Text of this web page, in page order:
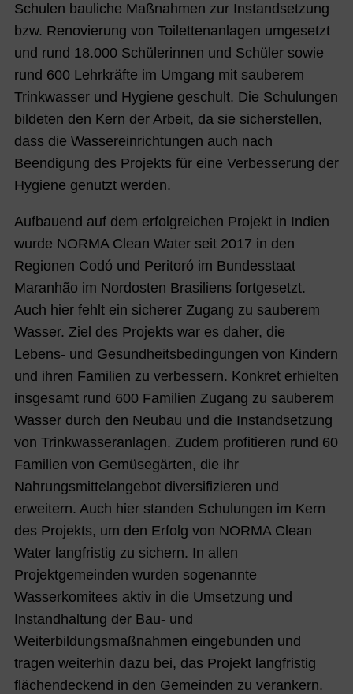
Schulen bauliche Maßnahmen zur Instandsetzung
bzw. Renovierung von Toilettenanlagen umgesetzt
und rund 18.000 Schülerinnen und Schüler sowie
rund 600 Lehrkräfte im Umgang mit sauberem
Trinkwasser und Hygiene geschult. Die Schulungen
bildeten den Kern der Arbeit, da sie sicherstellen,
dass die Wassereinrichtungen auch nach
Beendigung des Projekts für eine Verbesserung der
Hygiene genutzt werden.
Aufbauend auf dem erfolgreichen Projekt in Indien
wurde NORMA Clean Water seit 2017 in den
Regionen Codó und Peritoró im Bundesstaat
Maranhão im Nordosten Brasiliens fortgesetzt.
Auch hier fehlt ein sicherer Zugang zu sauberem
Wasser. Ziel des Projekts war es daher, die
Lebens- und Gesundheitsbedingungen von Kindern
und ihren Familien zu verbessern. Konkret erhielten
insgesamt rund 600 Familien Zugang zu sauberem
Wasser durch den Neubau und die Instandsetzung
von Trinkwasseranlagen. Zudem profitieren rund 60
Familien von Gemüsegärten, die ihr
Nahrungsmittelangebot diversifizieren und
erweitern. Auch hier standen Schulungen im Kern
des Projekts, um den Erfolg von NORMA Clean
Water langfristig zu sichern. In allen
Projektgemeinden wurden sogenannte
Wasserkomitees aktiv in die Umsetzung und
Instandhaltung der Bau- und
Weiterbildungsmaßnahmen eingebunden und
tragen weiterhin dazu bei, das Projekt langfristig
flächendeckend in den Gemeinden zu verankern.